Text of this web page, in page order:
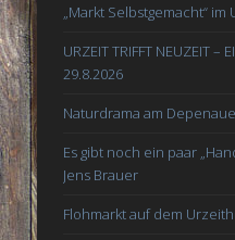
„Markt Selbstgemacht“
URZEIT TRIFFT NEUZEIT –
29.8.2026
Naturdrama am
Es gibt noch ein paar
Jens Brauer
Flohmarkt auf dem